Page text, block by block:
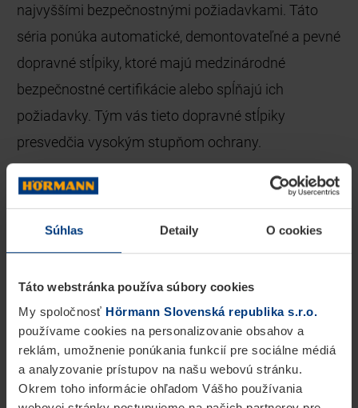
Súhlas Detaily O cookies
Táto webstránka používa súbory cookies
My spoločnosť Hörmann Slovenská republika s.r.o.
používame cookies na personalizovanie obsahov a
reklám, umožnenie ponúkania funkcií pre sociálne médiá
a analyzovanie prístupov na našu webovú stránku.
Okrem toho informácie ohľadom Vášho používania
najvyššími bezpečnostnými požiadavkami. Táto
séria ponúka automatické, demontovateľné a pevné
dopravné stĺpiky, ktoré majú medzinárodné
bezpečnostné certifikácie alebo spĺňajú ich
požiadavky. Tým vás tieto dopravné stĺpiky
presvedčia vysokým stupňom ochrany.
Individuálne konfigurovateľné koncepty ovládania
zabezpečujú riešenie kontroly príjazdu na základe
individuálnych potrieb. Napríklad sa môžete
rozhodnúť pre ovládanie založené na modeli
Master/Slave, čo znamená, že automatický
dopravný stĺpik ovláda niekoľko ďalších
automatických dopravných stĺpikov, ktoré
nasledujú za ním. V závislosti od šírky prejazdu je